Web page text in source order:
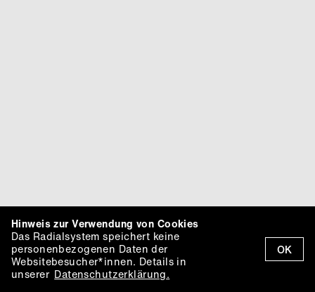
OK
Hinweis zur Verwendung von Cookies
Das Radialsystem speichert keine
personenbezogenen Daten der
Websitebesucher*innen. Details in
unserer Datenschutzerklärung.